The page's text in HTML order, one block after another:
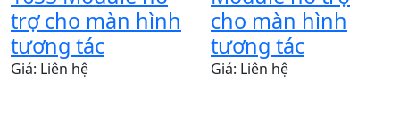
trợ cho màn hình
tương tác
Giá: Liên hệ
cho màn hình
tương tác
Giá: Liên hệ